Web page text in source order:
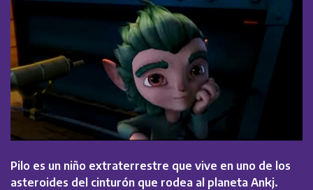
Pilo es un niño extraterrestre que vive en uno de los
asteroides del cinturón que rodea al planeta Ankj.